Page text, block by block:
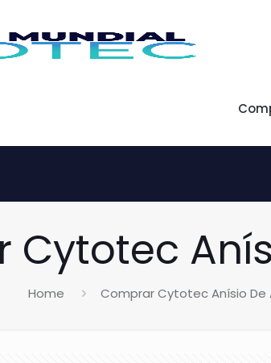
Cytotec
Home Comprar Cytotec Anísio De